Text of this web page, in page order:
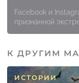
Facebook и
признанной
К ДРУГИМ
ИСТОРИИ